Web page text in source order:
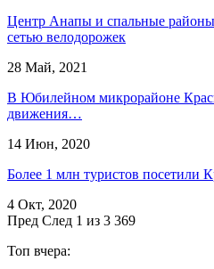
Центр Анапы и спальные
сетью велодорожек
28 Май, 2021
В Юбилейном микрорайоне
движения…
14 Июн, 2020
Более 1 млн туристов посетили
4 Окт, 2020
Пред След 1 из 3 369
Топ вчера: